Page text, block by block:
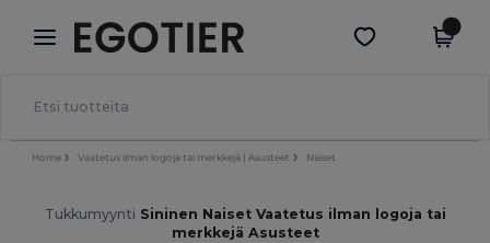
× Egotier-sovellus
Paremmat hinnat appissa!
Hae sovellus
Home Vaatetus ilman logoja tai merkkejä | Asusteet Naiset
Tukkumyynti Sininen Naiset Vaatetus ilman logoja tai
merkkejä Asusteet